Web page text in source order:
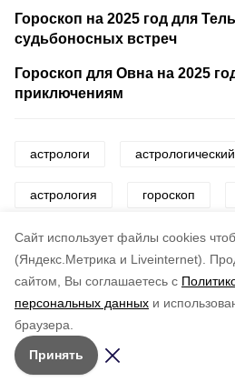
Cайт использует файлы cookies
(Яндекс.Метрика и Liveinternet).
сайтом, Вы соглашаетесь с
персональных данных и
браузера.
Принять
Гороскоп на 2025 год для
судьбоносных встреч
Гороскоп для Овна на 2025
приключениям
астрологи
астрология гороскоп
звезды
по оценке
5